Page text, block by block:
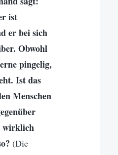
ist
er bei sich
Obwohl
pingelig,
Ist das
Menschen
wirklich
(Die